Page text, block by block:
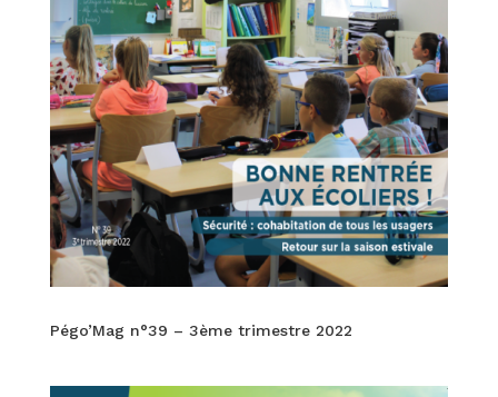
Pégo’Mag n°39 – 3ème trimestre 2022